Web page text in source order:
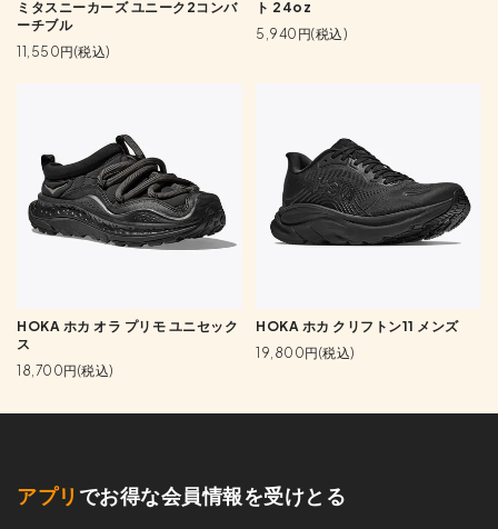
ミタスニーカーズ ユニーク2コンバ
ーチブル
11,550円(税込)
ト 24oz
5,940円(税込)
HOKA ホカ オラ プリモ ユニセック
ス
18,700円(税込)
HOKA ホカ クリフトン11 メンズ
19,800円(税込)
アプリ でお得な会員情報を受けとる